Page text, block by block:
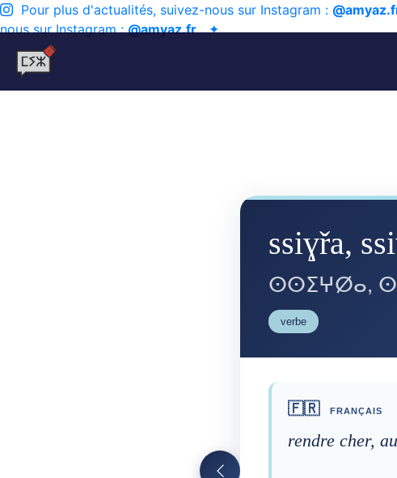
Pour plus d'actualités, suivez-nous sur Instagram :
nous sur Instagram :@amyaz.fr✦
ssiɣřa,
ⵙⵙⵉⵖⵁⴰ,
verbe
🇫🇷 FRANÇAIS
rendre cher,